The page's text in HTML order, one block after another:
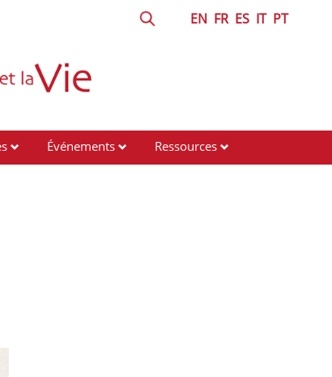
EN FR ES IT PT
Événements
Ressources